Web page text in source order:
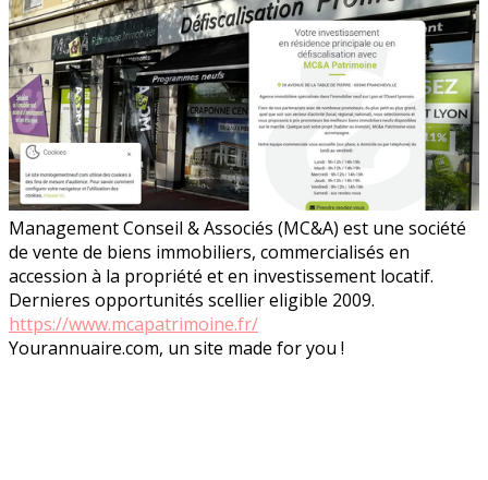
Management Conseil & Associés (MC&A) est une société
de vente de biens immobiliers, commercialisés en
accession à la propriété et en investissement locatif.
Dernieres opportunités scellier eligible 2009.
https://www.mcapatrimoine.fr/
Yourannuaire.com, un site made for you !